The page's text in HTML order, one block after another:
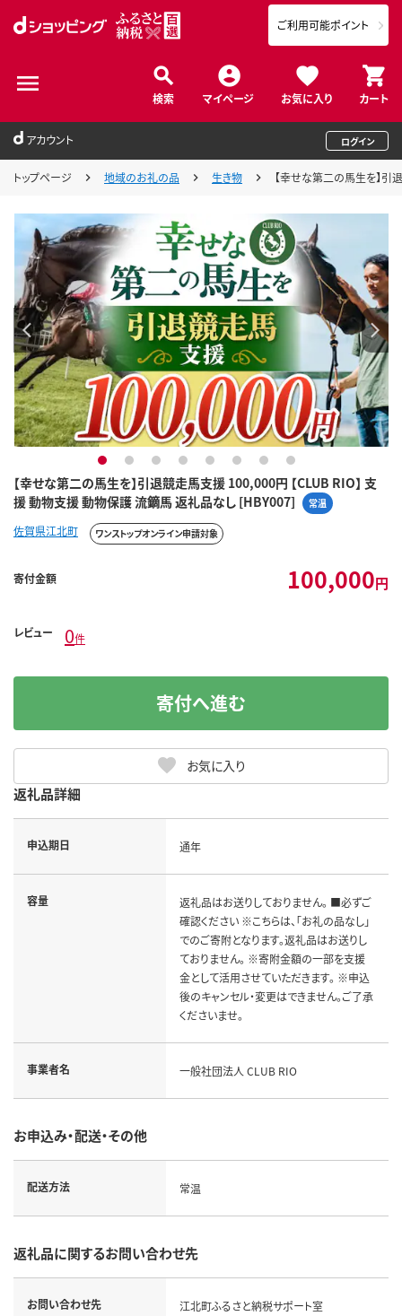
検索 マイページ お気に入り カート
ご利用可能ポイント
アカウント ログイン
トップページ 地域のお礼の品 生き物 【幸せな第二の馬生を】
【幸せな第二の馬生を】引退競走馬支援 100,000円 【CLUB RIO】 支
援 動物支援 動物保護 流鏑馬 返礼品なし [HBY007]
常温
1 2 3 4 5 6 7 8
佐賀県江北町 ワンストップオンライン申請対象
寄付金額 100,000円
レビュー 0件
お気に入り
寄付へ進む
返礼品詳細
申込期日 通年
容量
返礼品はお送りしておりません。 ■必ずご
確認ください ※こちらは、「お礼の品なし」
でのご寄附となります。返礼品はお送りし
ておりません。 ※寄附金額の一部を支援
金として活用させていただきます。 ※申込
後のキャンセル・変更はできません。ご了承
くださいませ。
事業者名 一般社団法人 CLUB RIO
お申込み・配送・その他
配送方法 常温
返礼品に関するお問い合わせ先
お問い合わせ先 江北町ふるさと納税サポート室